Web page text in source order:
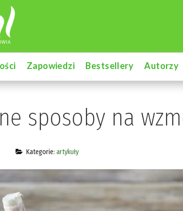
Zapowiedzi Bestsellery Autorzy
sposoby na
Kategorie: artykuły